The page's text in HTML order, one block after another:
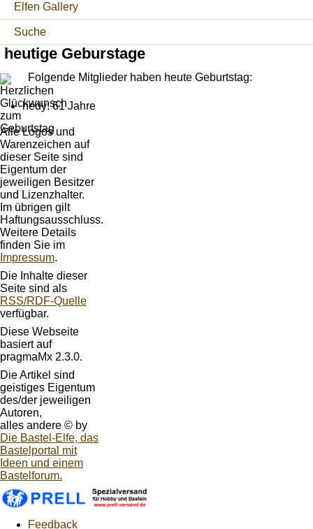
Elfen Gallery
Suche
heutige Geburstage
Folgende Mitglieder haben heute Geburtstag:
hedy: 61 Jahre
Alle Logos und
Warenzeichen auf
dieser Seite sind
Eigentum der
jeweiligen Besitzer
und Lizenzhalter.
Im übrigen gilt
Haftungsausschluss.
Weitere Details
finden Sie im
Impressum.
Die Inhalte dieser
Seite sind als
RSS/RDF-Quelle
verfügbar.
Diese Webseite
basiert auf
pragmaMx 2.3.0.
Die Artikel sind
geistiges Eigentum
des/der jeweiligen
Autoren,
alles andere © by
Die Bastel-Elfe, das
Bastelportal mit
Ideen und einem
Bastelforum.
Feedback